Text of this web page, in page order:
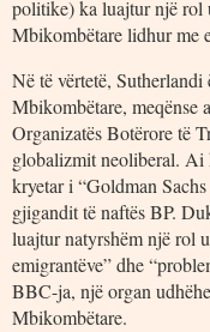
politike) ka luajtur një rol
Mbikombëtare lidhur me
Në të vërtetë,
Mbikombëtare, meqënse
Organizatës Botërore të
globalizmit neoliberal. Ai
kryetar i “Goldman
gjigandit të naftës BP.
luajtur natyrshëm një rol
emigrantëve” dhe
BBC-ja, një organ
Mbikombëtare.